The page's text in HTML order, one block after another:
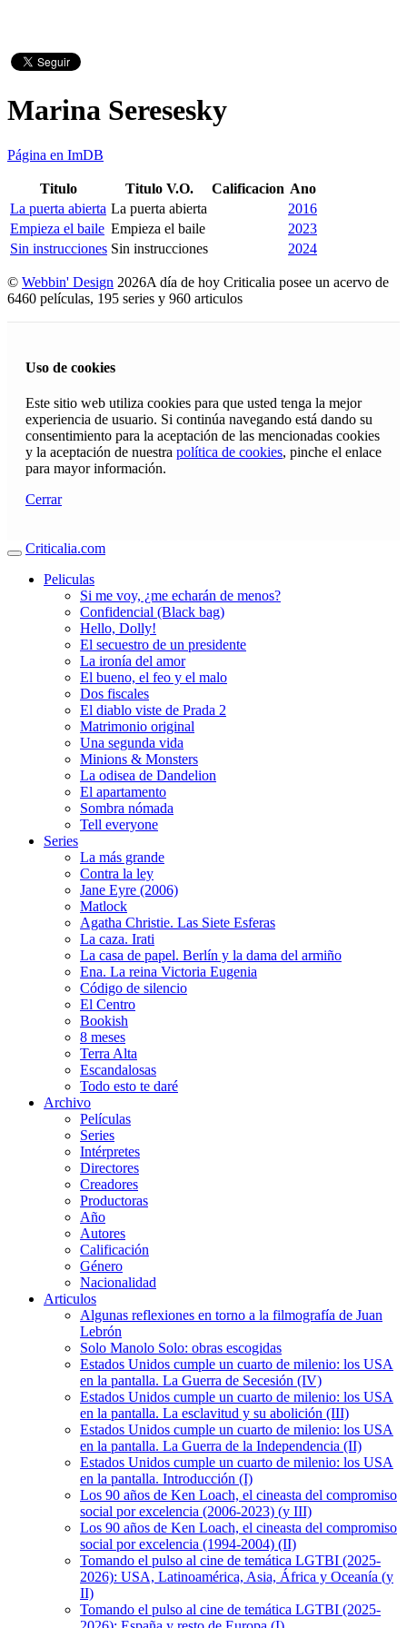
Marina Seresesky
Página en ImDB
Titulo Titulo V.O. Calificacion Ano
La puerta abierta La puerta abierta
2016
Empieza el baile Empieza el baile
2023
Sin instrucciones Sin instrucciones 2024
© Webbin' Design 2026A día de hoy Criticalia posee un acervo de
6460 películas, 195 series y 960 articulos
Uso de cookies
Este sitio web utiliza cookies para que usted tenga la mejor
experiencia de usuario. Si continúa navegando está dando su
consentimiento para la aceptación de las mencionadas cookies
y la aceptación de nuestra política de cookies, pinche el enlace
para mayor información.
Cerrar
Criticalia.com
Peliculas
Si me voy, ¿me echarán de menos?
Confidencial (Black bag)
Hello, Dolly!
El secuestro de un presidente
La ironía del amor
El bueno, el feo y el malo
Dos fiscales
El diablo viste de Prada 2
Matrimonio original
Una segunda vida
Minions & Monsters
La odisea de Dandelion
El apartamento
Sombra nómada
Tell everyone
Series
La más grande
Contra la ley
Jane Eyre (2006)
Matlock
Agatha Christie. Las Siete Esferas
La caza. Irati
La casa de papel. Berlín y la dama del armiño
Ena. La reina Victoria Eugenia
Código de silencio
El Centro
Bookish
8 meses
Terra Alta
Escandalosas
Todo esto te daré
Archivo
Películas
Series
Intérpretes
Directores
Creadores
Productoras
Año
Autores
Calificación
Género
Nacionalidad
Articulos
Algunas reflexiones en torno a la filmografía de Juan
Lebrón
Solo Manolo Solo: obras escogidas
Estados Unidos cumple un cuarto de milenio: los USA
en la pantalla. La Guerra de Secesión (IV)
Estados Unidos cumple un cuarto de milenio: los USA
en la pantalla. La esclavitud y su abolición (III)
Estados Unidos cumple un cuarto de milenio: los USA
en la pantalla. La Guerra de la Independencia (II)
Estados Unidos cumple un cuarto de milenio: los USA
en la pantalla. Introducción (I)
Los 90 años de Ken Loach, el cineasta del compromiso
social por excelencia (2006-2023) (y III)
Los 90 años de Ken Loach, el cineasta del compromiso
social por excelencia (1994-2004) (II)
Tomando el pulso al cine de temática LGTBI (2025-
2026): USA, Latinoamérica, Asia, África y Oceanía (y
II)
Tomando el pulso al cine de temática LGTBI (2025-